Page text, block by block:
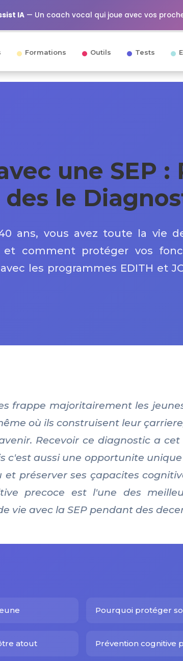
IA — Un coach vocal qui joue avec vos
Formations Outils Tests
une SEP :
des le
ans, vous avez toute la vie
et comment protéger vos
les programmes EDITH et
frappe majoritairement les
où ils construisent leur
Recevoir ce diagnostic a
c'est aussi une opportunite
et préserver ses çapacites
precoce est l'une des
vie avec la SEP pendant des
Pourquoi protéger
atout Prévention cognitive